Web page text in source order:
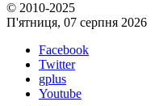
© 2010-2025
П'ятниця, 07 серпня 2026
Facebook
Twitter
gplus
Youtube